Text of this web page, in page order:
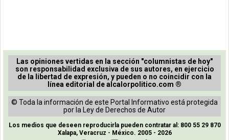
Las opiniones vertidas en la sección "columnistas de hoy"
son responsabilidad exclusiva de sus autores, en ejercicio
de la libertad de expresión, y pueden o no coincidir con la
línea editorial de alcalorpolitico.com ®
© Toda la información de este Portal Informativo está protegida
por la Ley de Derechos de Autor
Los medios que deseen reproducirla pueden contratar al: 800 55 29 870
Xalapa, Veracruz - México. 2005 - 2026